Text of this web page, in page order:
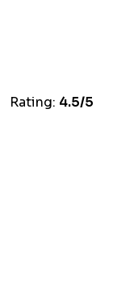
Rating: 4.5/5